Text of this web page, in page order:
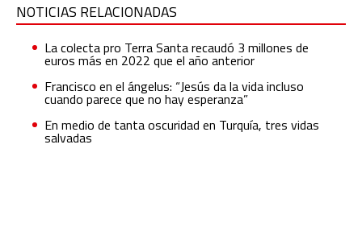
NOTICIAS RELACIONADAS
La colecta pro Terra Santa recaudó 3 millones de
euros más en 2022 que el año anterior
Francisco en el ángelus: “Jesús da la vida incluso
cuando parece que no hay esperanza”
En medio de tanta oscuridad en Turquía, tres vidas
salvadas